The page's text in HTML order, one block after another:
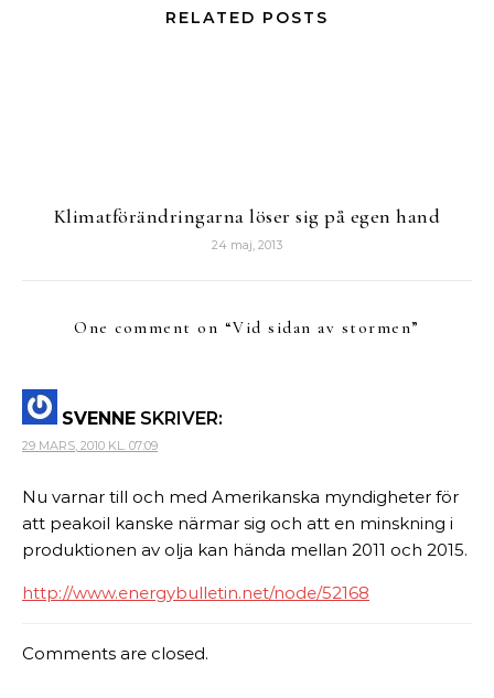
RELATED POSTS
Klimatförändringarna löser sig på egen hand
24 maj, 2013
One comment on “Vid sidan av stormen”
SVENNE SKRIVER:
29 MARS, 2010 KL. 07:09
Nu varnar till och med Amerikanska myndigheter för
att peakoil kanske närmar sig och att en minskning i
produktionen av olja kan hända mellan 2011 och 2015.
http://www.energybulletin.net/node/52168
Comments are closed.